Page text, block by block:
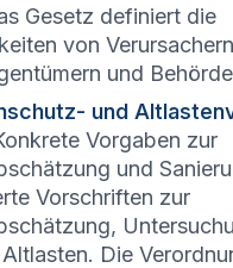
Gesetz definiert die
von
und
und
Vorgaben zur
und
Vorschriften zur
Die